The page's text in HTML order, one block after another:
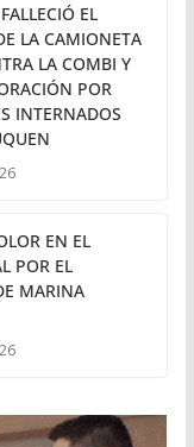
EL
LA CAMIONETA
LA COMBI Y
POR
INTERNADOS
EN EL
POR EL
MARINA